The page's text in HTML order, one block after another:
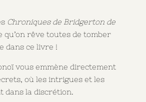
Chroniques de Bridgerton de
qu’on rêve toutes de tomber
dans ce livre !
vous emmène directement
où les intrigues et les
dans la discrétion.